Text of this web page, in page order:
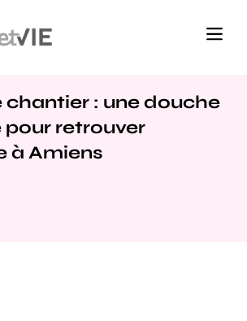
chantier : une douche
pour retrouver
à Amiens